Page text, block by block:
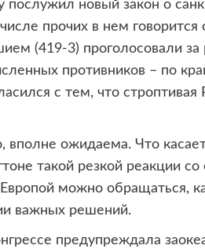
новый закон о
прочих в нем
(419-3) проголосовали за
противников – по
с тем, что строптивая
вполне ожидаема. Что
такой резкой реакции
можно обращаться,
важных решений.
предупреждала